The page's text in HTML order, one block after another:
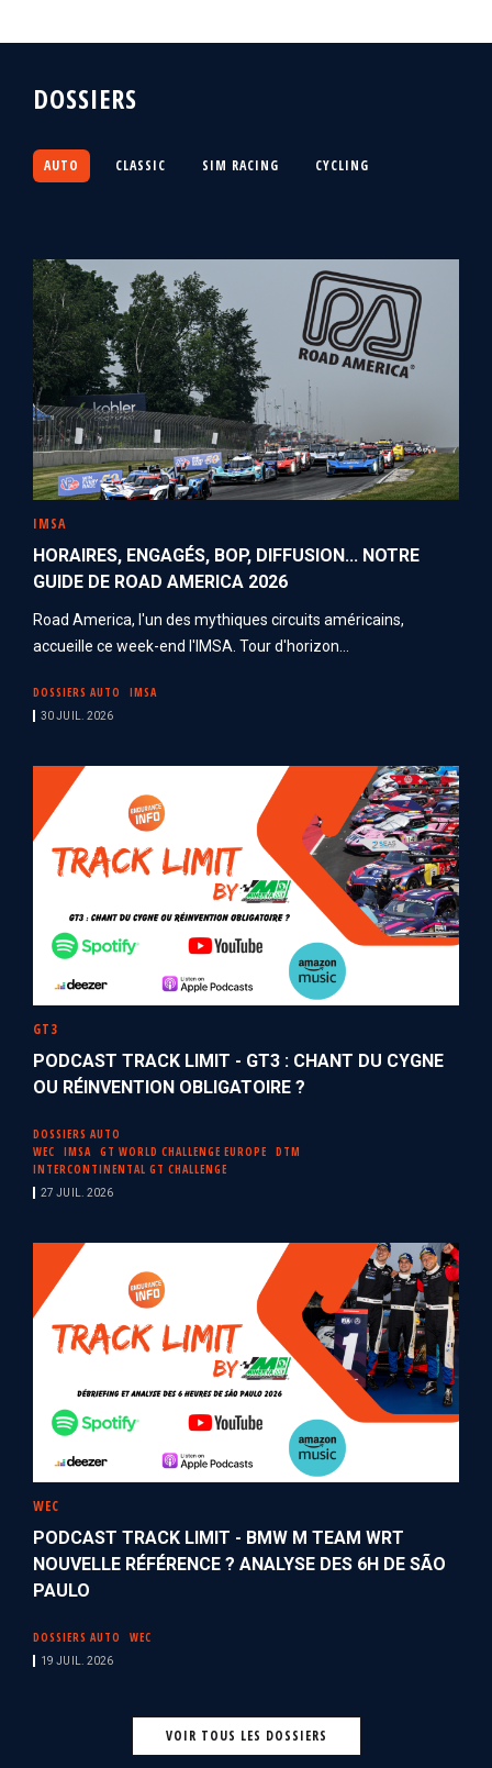
DOSSIERS
AUTO CLASSIC SIM RACING CYCLING
IMSA
HORAIRES, ENGAGÉS, BOP, DIFFUSION... NOTRE
GUIDE DE ROAD AMERICA 2026
Road America, l'un des mythiques circuits américains,
accueille ce week-end l'IMSA. Tour d'horizon...
DOSSIERS AUTO IMSA
30 JUIL. 2026
GT3
PODCAST TRACK LIMIT - GT3 : CHANT DU CYGNE
OU RÉINVENTION OBLIGATOIRE ?
DOSSIERS AUTO
WEC
IMSA GT WORLD CHALLENGE EUROPE
DTM
INTERCONTINENTAL GT CHALLENGE
27 JUIL. 2026
WEC
PODCAST TRACK LIMIT - BMW M TEAM WRT
NOUVELLE RÉFÉRENCE ? ANALYSE DES 6H DE SÃO
PAULO
DOSSIERS AUTO WEC
19 JUIL. 2026
VOIR TOUS LES DOSSIERS